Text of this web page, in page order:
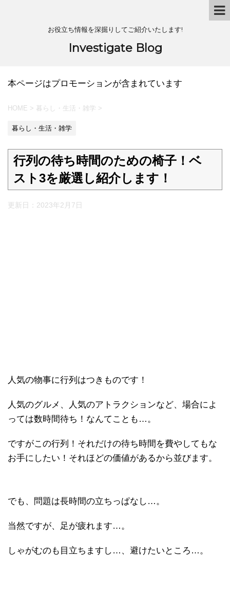
お役立ち情報を深掘りしてご紹介いたします!
Investigate Blog
本ページはプロモーションが含まれています
HOME > 暮らし・生活・雑学 >
暮らし・生活・雑学
行列の待ち時間のための椅子！ベ
スト3を厳選し紹介します！
更新日： 2023年2月7日
人気の物事に行列はつきものです！
人気のグルメ、人気のアトラクションなど、場合によ
っては数時間待ち！なんてことも…。
ですがこの行列！それだけの待ち時間を費やしてもな
お手にしたい！それほどの価値があるから並びます。
でも、問題は長時間の立ちっぱなし…。
当然ですが、足が疲れます…。
しゃがむのも目立ちますし…、避けたいところ…。